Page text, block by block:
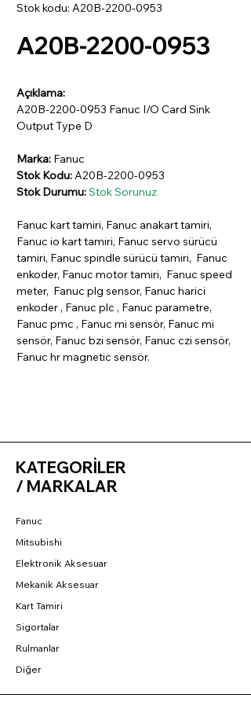
Stok kodu: A20B-2200-0953
A20B-2200-0953
Açıklama:
A20B-2200-0953 Fanuc I/O Card Sink
Output Type D
Marka: Fanuc
Stok Kodu:A20B-2200-0953
Stok Durumu:Stok Sorunuz
Fanuc kart tamiri, Fanuc anakart tamiri,
Fanuc io kart tamiri, Fanuc servo sürücü
tamiri, Fanuc spindle sürücü tamiri, Fanuc
enkoder, Fanuc motor tamiri, Fanuc speed
meter, Fanuc plg sensor, Fanuc harici
enkoder , Fanuc plc , Fanuc parametre,
Fanuc pmc , Fanuc mi sensör, Fanuc mi
sensör, Fanuc bzi sensör, Fanuc czi sensör,
Fanuc hr magnetic sensör.
KATEGORİLER
/ MARKALAR
Fanuc
Mitsubishi
Elektronik Aksesuar
Mekanik Aksesuar
Kart Tamiri
Sigortalar
Rulmanlar
Diğer